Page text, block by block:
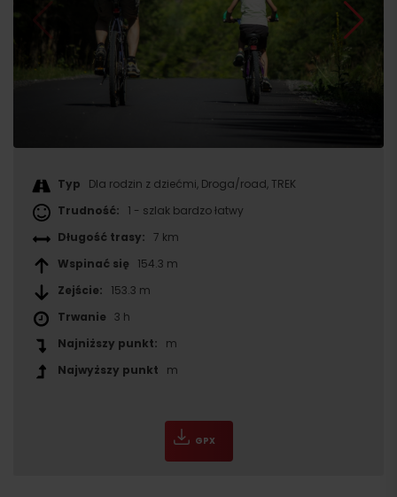
Typ
Dla rodzin z dziećmi, Droga/road, TREK
Trudność:
1 - szlak bardzo łatwy
Długość trasy: 7 km
Wspinać się
154.3 m
Zejście:
153.3 m
Trwanie 3 h
Najniższy punkt:
m
Najwyższy punkt
m
GPX